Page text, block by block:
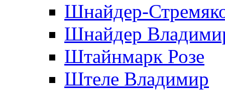
Шнайдер-
Шнайдер
Штайнмарк Розe
Штеле Владимир